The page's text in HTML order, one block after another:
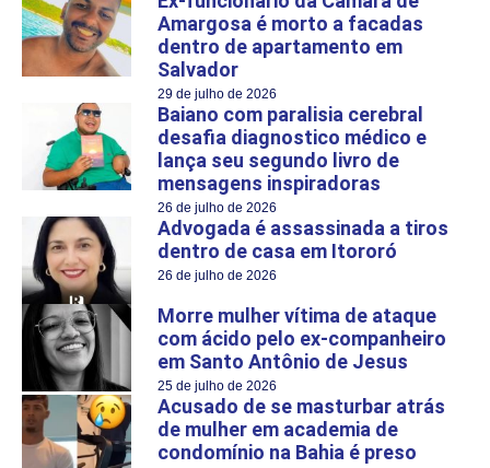
Amargosa é morto a facadas
dentro de apartamento em
Salvador
29 de julho de 2026
Baiano com paralisia cerebral
desafia diagnostico médico e
lança seu segundo livro de
mensagens inspiradoras
26 de julho de 2026
Advogada é assassinada a tiros
dentro de casa em Itororó
26 de julho de 2026
Morre mulher vítima de ataque
com ácido pelo ex-companheiro
em Santo Antônio de Jesus
25 de julho de 2026
Acusado de se masturbar atrás
de mulher em academia de
condomínio na Bahia é preso